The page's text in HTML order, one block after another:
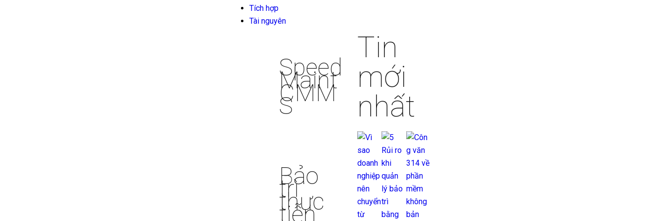
Tích hợp
Tài nguyên
Speed
Maint
CMM
S
Bảo
trì
thực
tiễn
Tin
mới
nhất